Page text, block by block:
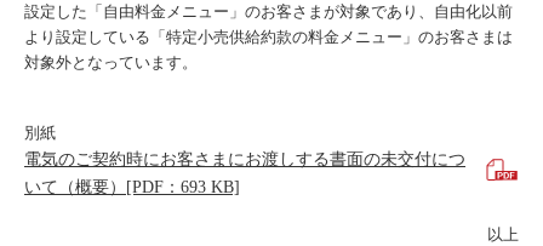
設定した「自由料金メニュー」のお客さまが対象であり、自由化以前
より設定している「特定小売供給約款の料金メニュー」のお客さまは
対象外となっています。
別紙
電気のご契約時にお客さまにお渡しする書面の未交付につ
いて（概要）[PDF：693 KB]
以上